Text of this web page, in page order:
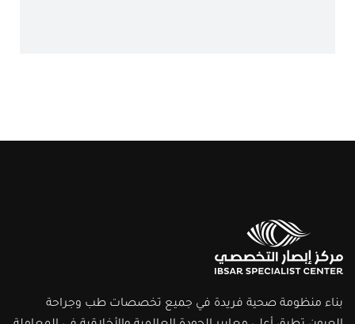
بناء منظومة صحية فريدة في جميع تخصصات طب وجراحة